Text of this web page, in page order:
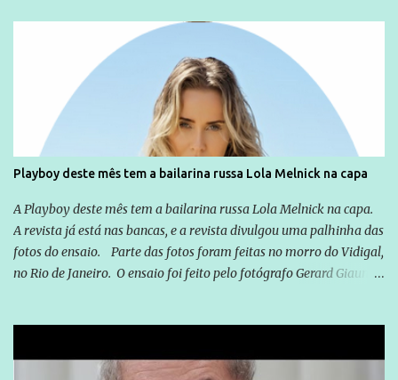
empreendedor da comunicação, que além de informação
cotidiana, corriqueira e cada vez mais preocupantes, do tipo que
você já esta acostumado a ver neste espaço, vou trabalhar a ideia
que possibilite distribuir não só informações, mas que gere de
forma consistente a riqueza do conhecimento... Exemplo: o
cidadão brasileiro não precisa só ser informado sobre operações
da Lava Jato, Reformas que podem retirar ou não direitos, ou
quem vai ser preso ou não; é preciso levar até as pessoas, do mais
simples ao mais burguês, o que diz a nossa Constituição, quais são
seus direitos e deveres em ...
Playboy deste mês tem a bailarina russa Lola Melnick na capa
A Playboy deste mês tem a bailarina russa Lola Melnick na capa.
A revista já está nas bancas, e a revista divulgou uma palhinha das
fotos do ensaio. Parte das fotos foram feitas no morro do Vidigal,
no Rio de Janeiro. O ensaio foi feito pelo fotógrafo Gerard Giaume